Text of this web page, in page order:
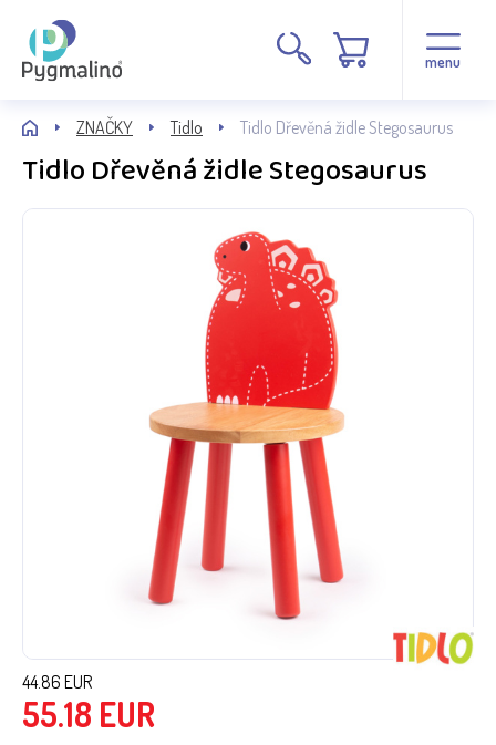
menu
ZNAČKY Tidlo Tidlo Dřevěná židle Stegosaurus
Tidlo Dřevěná židle Stegosaurus
44.86 EUR
55.18 EUR